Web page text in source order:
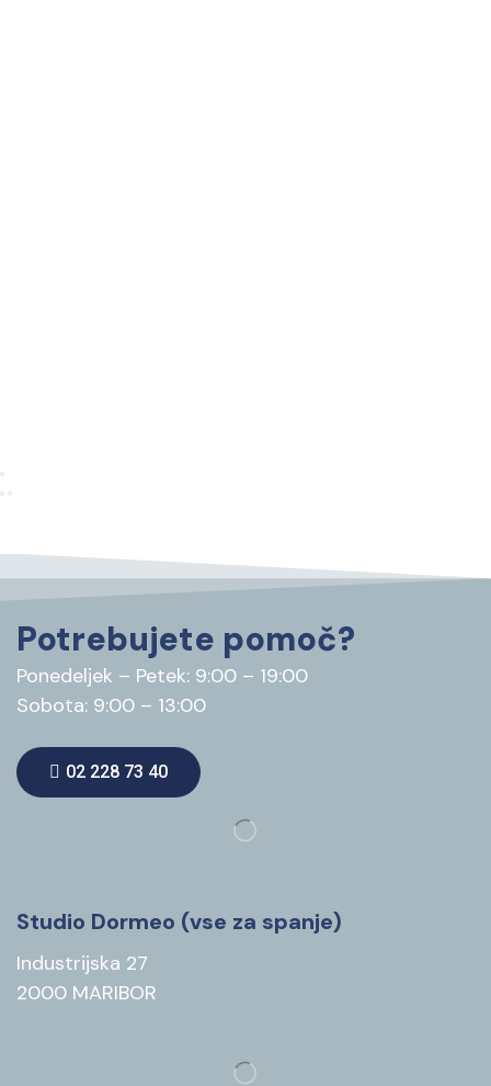
Potrebujete pomoč?
Ponedeljek – Petek: 9:00 – 19:00
Sobota: 9:00 – 13:00
02 228 73 40
Studio Dormeo (vse za spanje)
Industrijska 27
2000 MARIBOR